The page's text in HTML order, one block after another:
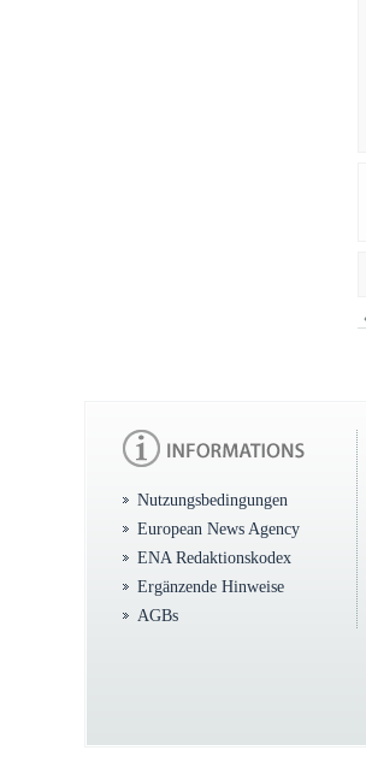
Nutzungsbedingungen
European News Agency
ENA Redaktionskodex
Ergänzende Hinweise
AGBs